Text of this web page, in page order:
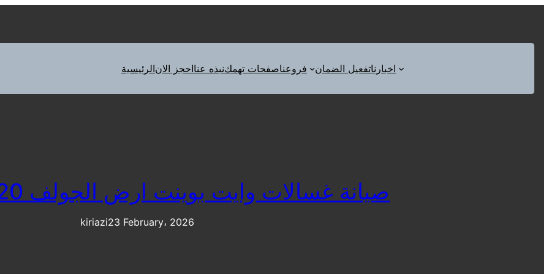
الرئيسيةاحجز الاننبذه عناصفحات تهمكفروعنا تفعيل الضماناخبارنا
صيانة غسالات وايت بوينت ارض الجولف 0235682820
kiriazi23 February، 2026